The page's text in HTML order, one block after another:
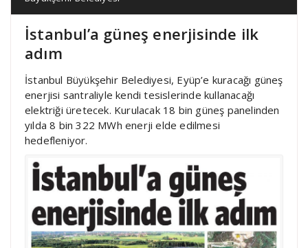
İstanbul’a güneş enerjisinde ilk
adım
İstanbul Büyükşehir Belediyesi, Eyüp’e kuracağı güneş
enerjisi santraliyle kendi tesislerinde kullanacağı
elektriği üretecek. Kurulacak 18 bin güneş panelinden
yılda 8 bin 322 MWh enerji elde edilmesi
hedefleniyor.